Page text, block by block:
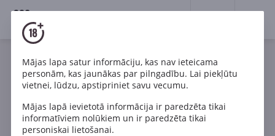
18+
Dzirkstošais
Francija
Rene Mure Cremant d Alsace Cuvee Prestige Brut
Mājas lapa satur informāciju, kas nav ieteicama
personām, kas jaunākas par pilngadību. Lai piekļūtu
vietnei, lūdzu, apstipriniet savu vecumu.
Mājas lapā ievietotā informācija ir paredzēta tikai
informatīviem nolūkiem un ir paredzēta tikai
personiskai lietošanai.